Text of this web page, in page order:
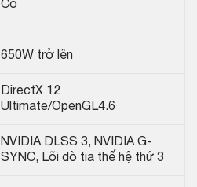
Có
650W trở lên
DirectX 12
Ultimate/OpenGL4.6
NVIDIA DLSS 3, NVIDIA G-
SYNC, Lõi dò tia thế hệ thứ 3